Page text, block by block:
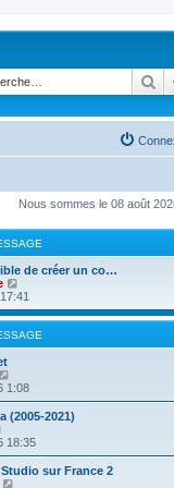
Nous sommes le 08 août
de créer un co…
o
i
r
l
e
r
n
i
r
e
s
o
i
r
l
e
e
r
1:08
(2005-2021)
o
i
r
l
18:35
sur France 2